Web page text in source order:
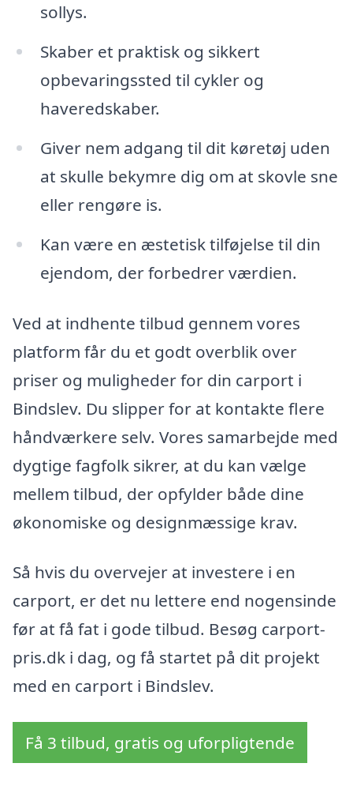
sollys.
Skaber et praktisk og sikkert
opbevaringssted til cykler og
haveredskaber.
Giver nem adgang til dit køretøj uden
at skulle bekymre dig om at skovle sne
eller rengøre is.
Kan være en æstetisk tilføjelse til din
ejendom, der forbedrer værdien.
Ved at indhente tilbud gennem vores
platform får du et godt overblik over
priser og muligheder for din carport i
Bindslev. Du slipper for at kontakte flere
håndværkere selv. Vores samarbejde med
dygtige fagfolk sikrer, at du kan vælge
mellem tilbud, der opfylder både dine
økonomiske og designmæssige krav.
Så hvis du overvejer at investere i en
carport, er det nu lettere end nogensinde
før at få fat i gode tilbud. Besøg carport-
pris.dk i dag, og få startet på dit projekt
med en carport i Bindslev.
Få 3 tilbud, gratis og uforpligtende